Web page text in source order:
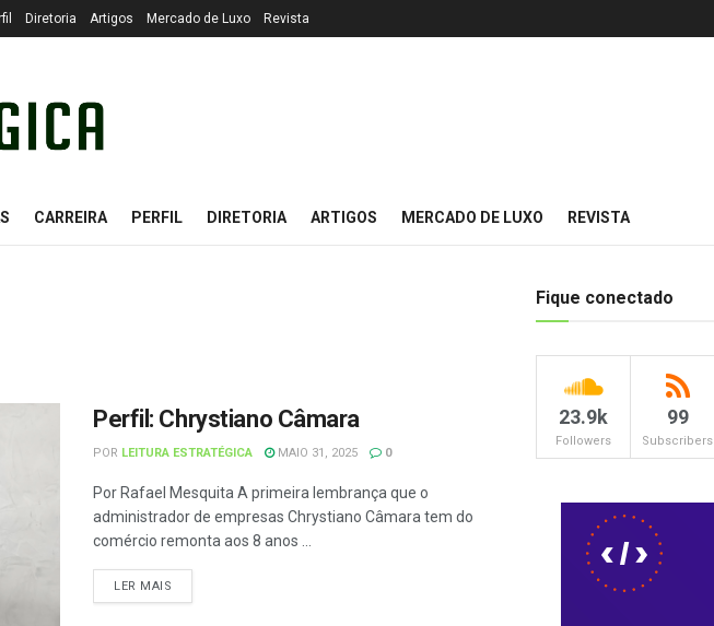
Diretoria Artigos Mercado de Luxo Revista
CARREIRA PERFIL DIRETORIA ARTIGOS MERCADO DE LUXO REVISTA
Perfil: Chrystiano Câmara
POR LEITURA ESTRATÉGICA MAIO 31, 2025 0
Por Rafael Mesquita A primeira lembrança que o
administrador de empresas Chrystiano Câmara tem do
comércio remonta aos 8 anos ...
LER MAIS
Fique conectado
23.9k
Followers
99
Subscribers